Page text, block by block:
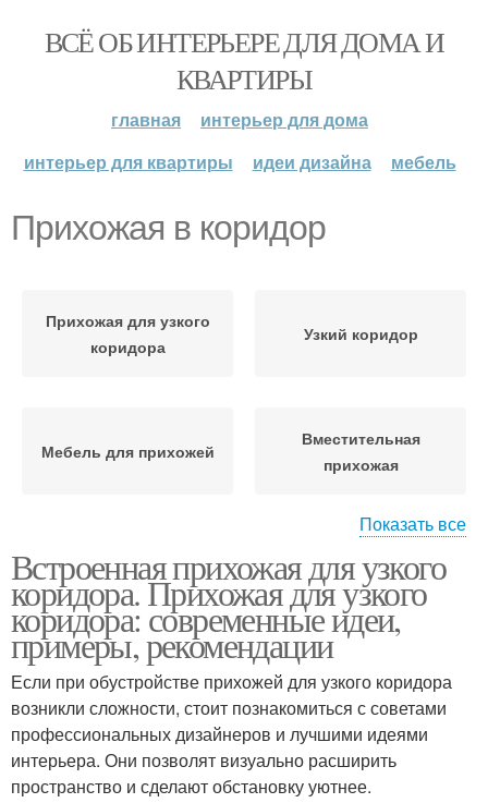
ВСЁ ОБ ИНТЕРЬЕРЕ ДЛЯ ДОМА И
КВАРТИРЫ
главная
интерьер для дома
интерьер для квартиры
идеи дизайна мебель
Прихожая в коридор
Прихожая для узкого
коридора
Узкий коридор
Мебель для прихожей
Вместительная
прихожая
маленького коридора
Мебель для
малогабаритных
прихожих
Коридор в хрущевке Прихожая в хрущевке
Мебели в узкую
Показать все
Встроенная прихожая для узкого
коридора. Прихожая для узкого
коридора: современные идеи,
примеры, рекомендации
Если при обустройстве прихожей для узкого коридора
возникли сложности, стоит познакомиться с советами
профессиональных дизайнеров и лучшими идеями
интерьера. Они позволят визуально расширить
пространство и сделают обстановку уютнее.